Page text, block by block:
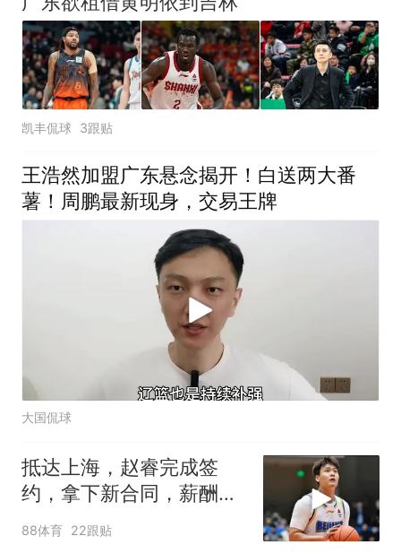
凯丰侃球 3跟贴
王浩然加盟广东悬念揭开！白送两大番
薯！周鹏最新现身，交易王牌
大国侃球
抵达上海，赵睿完成签
约，拿下新合同，薪酬曝
光
88体育 22跟贴